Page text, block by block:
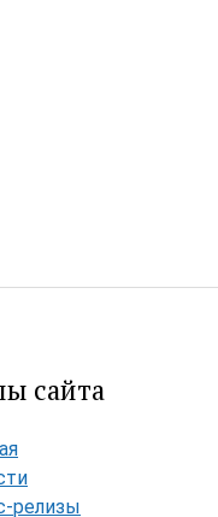
сайта
релизы